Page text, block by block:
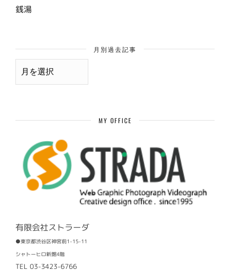
銭湯
月別過去記事
月
MY OFFICE
有限会社ストラーダ
●東京都渋谷区神宮前1-15-11
シャトーヒロ新館4階
TEL 03-3423-6766